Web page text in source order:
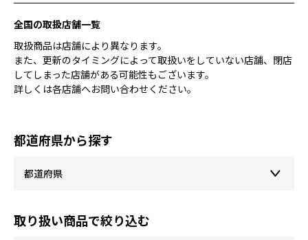
全国の取扱店舗一覧
取扱商品は店舗により異なります。
また、更新のタイミングによって取扱いをしていない店舗、閉店
してしまった店舗がある可能性もございます。
詳しくは各店舗へお問い合わせください。
都道府県から探す
取り扱い商品で絞り込む